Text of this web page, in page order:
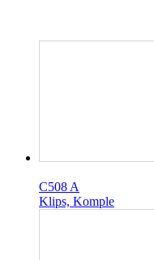
C508 A
Klips, Komple